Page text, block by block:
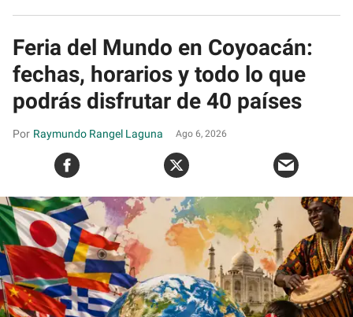
Feria del Mundo en Coyoacán:
fechas, horarios y todo lo que
podrás disfrutar de 40 países
Raymundo Rangel Laguna Ago 6, 2026